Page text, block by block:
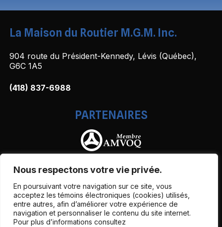
Nous respectons votre vie privée.
En poursuivant votre navigation sur ce site, vous
acceptez les témoins électroniques (cookies) utilisés,
entre autres, afin d’améliorer votre expérience de
navigation et personnaliser le contenu du site internet.
Pour plus d’informations consultez
La Maison du Routier M.G.M. Inc.
904 route du Président-Kennedy, Lévis (Québec),
G6C 1A5
(418) 837-6988
PARTENAIRES